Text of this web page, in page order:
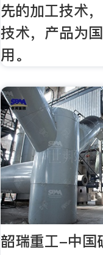
先的加工技术
技术，产品为
用。
韶瑞重工-中国